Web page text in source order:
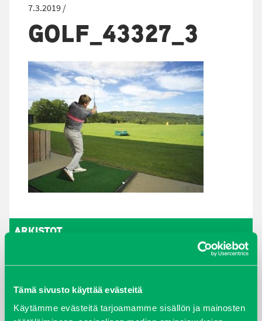
Tämä sivusto käyttää evästeitä
Käytämme evästeitä tarjoamamme sisällön ja mainosten
7.3.2019 /
GOLF_43327_3
ARKISTOT
elokuu 2024
syyskuu 2023